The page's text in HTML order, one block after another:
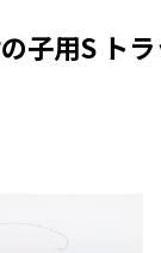
子用S ト